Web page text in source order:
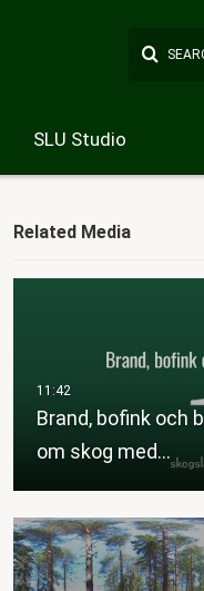
SLU Studio
Related Media
Brand, bofink och
om skog med…